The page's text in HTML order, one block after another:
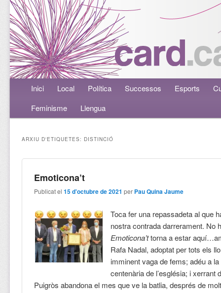
Menú principalAneu al contingut principal
Aneu al contingut secundari
Inici Local Política Successos Esports
Feminisme
Llengua
ARXIU D'ETIQUETES: DISTINCIÓ
Emoticona’t
Publicat el15 d'octubre de 2021 per Pau Quina Jaume
Toca fer una repassadeta al que
nostra contrada darrerament. No
Emoticona’ttorna a estar
Rafa Nadal, adoptat per tots els
imminentvaga de fems; adéu a
centenària de l’església; i xerrant
Puigròs abandona el mes que ve la batlia, després de